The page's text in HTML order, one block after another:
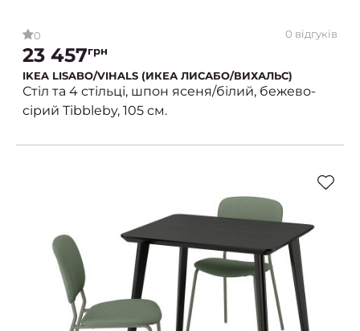
0 0 відгуків
23 457грн
IKEA LISABO/VIHALS (ИКЕА ЛИСАБО/ВИХАЛЬС)
Стіл та 4 стільці, шпон ясеня/білий, бежево-
сірий Tibbleby, 105 см.